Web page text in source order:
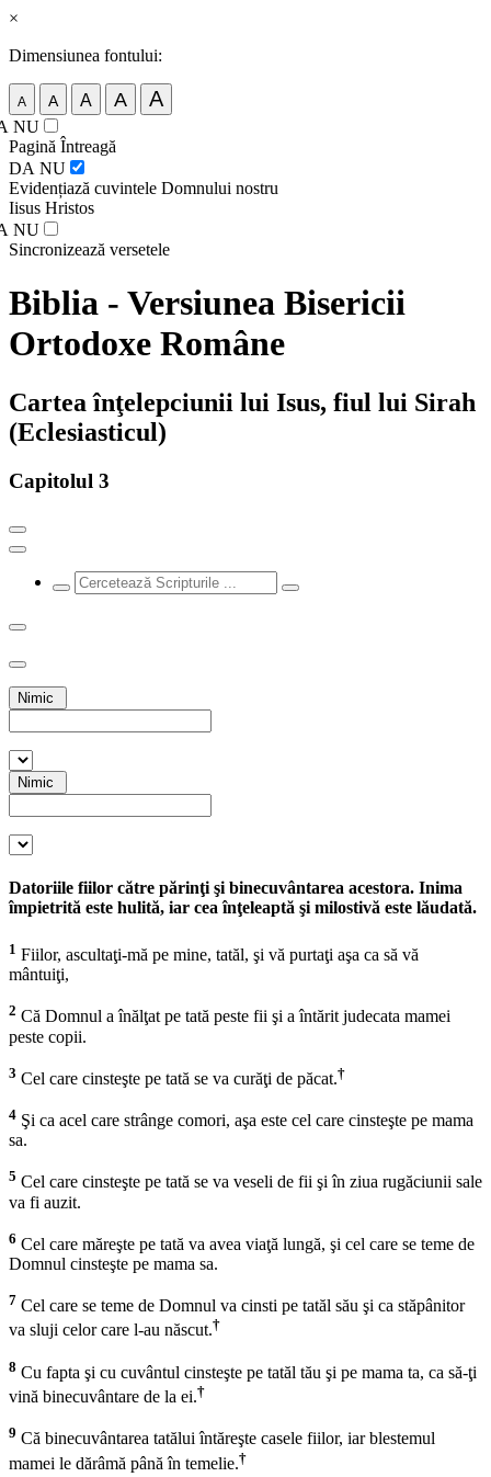
×
Dimensiunea fontului:
A A A A A
NU
Pagină Întreagă
DA NU
Evidențiază cuvintele Domnului nostru
Iisus Hristos
NU
Sincronizează versetele
Biblia - Versiunea Bisericii
Ortodoxe Române
Cartea înţelepciunii lui Isus, fiul lui Sirah
(Eclesiasticul)
Capitolul 3
Nimic
Nimic
Datoriile fiilor către părinţi şi binecuvântarea acestora. Inima
împietrită este hulită, iar cea înţeleaptă şi milostivă este lăudată.
1 Fiilor, ascultaţi-mă pe mine, tatăl, şi vă purtaţi aşa ca să vă
mântuiţi,
2 Că Domnul a înălţat pe tată peste fii şi a întărit judecata mamei
peste copii.
3 Cel care cinsteşte pe tată se va curăţi de păcat.†
4 Şi ca acel care strânge comori, aşa este cel care cinsteşte pe mama
sa.
5 Cel care cinsteşte pe tată se va veseli de fii şi în ziua rugăciunii sale
va fi auzit.
6 Cel care măreşte pe tată va avea viaţă lungă, şi cel care se teme de
Domnul cinsteşte pe mama sa.
7 Cel care se teme de Domnul va cinsti pe tatăl său şi ca stăpânitor
va sluji celor care l-au născut.†
8 Cu fapta şi cu cuvântul cinsteşte pe tatăl tău şi pe mama ta, ca să-ţi
vină binecuvântare de la ei.†
9 Că binecuvântarea tatălui întăreşte casele fiilor, iar blestemul
mamei le dărâmă până în temelie.†